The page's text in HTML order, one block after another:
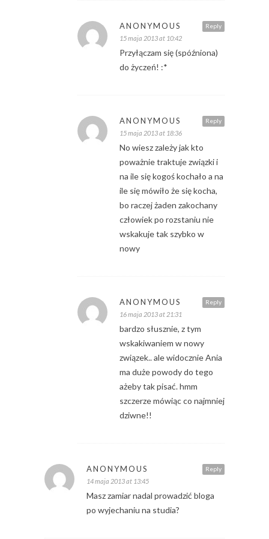
Reply
ANONYMOUS
15 maja 2013 at 10:42
Przyłączam się (spóźniona)
do życzeń! :*
Reply
ANONYMOUS
15 maja 2013 at 18:36
No wiesz zależy jak kto
poważnie traktuje związki i
na ile się kogoś kochało a na
ile się mówiło że się kocha,
bo raczej żaden zakochany
człowiek po rozstaniu nie
wskakuje tak szybko w
nowy
Reply
ANONYMOUS
16 maja 2013 at 21:31
bardzo słusznie, z tym
wskakiwaniem w nowy
związek.. ale widocznie Ania
ma duże powody do tego
ażeby tak pisać. hmm
szczerze mówiąc co najmniej
dziwne!!
Reply
ANONYMOUS
14 maja 2013 at 13:45
Masz zamiar nadal prowadzić bloga
po wyjechaniu na studia?